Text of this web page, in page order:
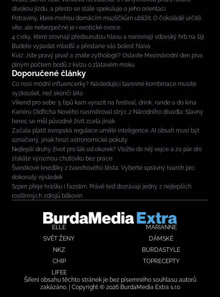
divokou jízdu, a přesto se stále spekuluje o jeho orientaci
Potraviny, které mohou domácím mazlíčkům ublížit: O čokoládě určitě
víte, ale nebezpečné je i exotické ovoce
4 cviky, které srovnají předsunutou hlavu a narovnají vdovský hrb na šíji.
Budete vypadat mladší a přestane vás bolest hlava
Kvíz: Jste pravý pivař a znáte zythologii? Oslavte Mezinárodní den piva
plným počtem bodů z kvízu o zlatavém moku
Doporučené články
Co nosí módní influencerky? Následující barevné kombinace musíte
vyzkoušet, než skončí léto
Víkend pro sebe: 5 tipů kam vyrazit na festival, drink, rande a do kina
Kariéru Oldřicha Nového nasměroval strýc z Národního divadla: Slavný
herec se měl původně živit zcela jinak
Začala platit evropská regulace umělé inteligence. AI obsah musí být
označený, jinak hrozí astronomické pokuty
Nejlepší druhý život pro lák od okurek? Vložte do něj vejce a za pár dní
získáte výraznou chuťovku bez práce
Švestkové knedlíky z tvarohového těsta: Vyberte správný tvaroh pro
dokonalý výsledek
Srpen přeje hrášku i fazolím. Právě teď dozrávají jedny z nejlepších
rostlinných zdrojů bílkovin
ELLE
MARIANNE
SVĚT ŽENY
DÁMSKÉ
NKZ
BURDASTYLE
CHIP
TOPRECEPTY
LIFEE
Šíření obsahu těchto stránek je bez písemného souhlasu autorů
zakázáno. | Copyright © 2026 BurdaMedia Extra s.r.o